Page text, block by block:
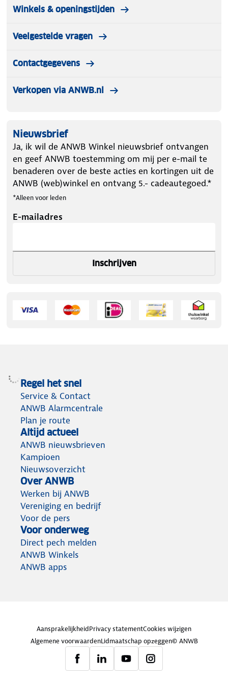
Winkels & openingstijden
Veelgestelde vragen
Contactgegevens
Verkopen via ANWB.nl
Nieuwsbrief
Ja, ik wil de ANWB Winkel nieuwsbrief ontvangen
en geef ANWB toestemming om mij per e-mail te
benaderen over de beste acties en kortingen uit de
ANWB (web)winkel en ontvang 5.- cadeautegoed.*
*Alleen voor leden
E-mailadres
Inschrijven
Regel het snel
Service & Contact
ANWB Alarmcentrale
Plan je route
Altijd actueel
ANWB nieuwsbrieven
Kampioen
Nieuwsoverzicht
Over ANWB
Werken bij ANWB
Vereniging en bedrijf
Voor de pers
Voor onderweg
Direct pech melden
ANWB Winkels
ANWB apps
AansprakelijkheidPrivacy statementCookies wijzigen
Algemene voorwaardenLidmaatschap opzeggen© ANWB